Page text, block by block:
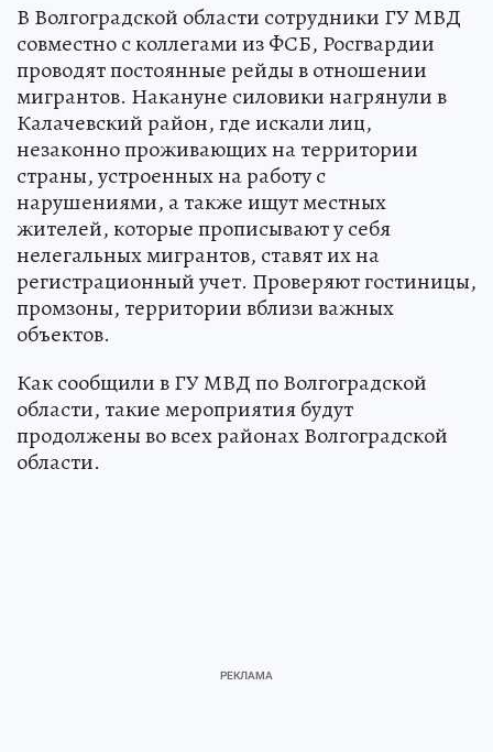
В Волгоградской области сотрудники ГУ МВД
совместно с коллегами из ФСБ, Росгвардии
проводят постоянные рейды в отношении
мигрантов. Накануне силовики нагрянули в
Калачевский район, где искали лиц,
незаконно проживающих на территории
страны, устроенных на работу с
нарушениями, а также ищут местных
жителей, которые прописывают у себя
нелегальных мигрантов, ставят их на
регистрационный учет. Проверяют гостиницы,
промзоны, территории вблизи важных
объектов.
Как сообщили в ГУ МВД по Волгоградской
области, такие мероприятия будут
продолжены во всех районах Волгоградской
области.